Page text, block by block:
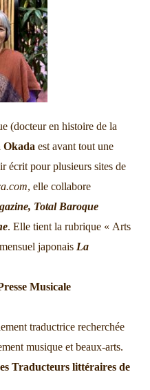
(docteur en histoire de la
Okada est avant tout une
écrit pour plusieurs sites de
, elle collabore
Total Baroque
. Elle tient la rubrique « Arts
japonais La
Musicale
traductrice recherchée
musique et beaux-arts.
Traducteurs littéraires de